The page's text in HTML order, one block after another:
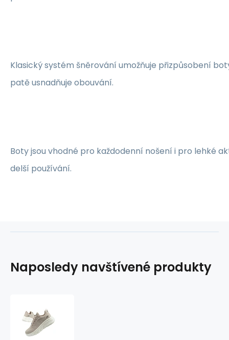
Klasický systém šněrování umožňuje přizpůsobení
patě usnadňuje obouvání.
Boty jsou vhodné pro každodenní nošení i pro lehké
delší používání.
Naposledy navštívené produkty